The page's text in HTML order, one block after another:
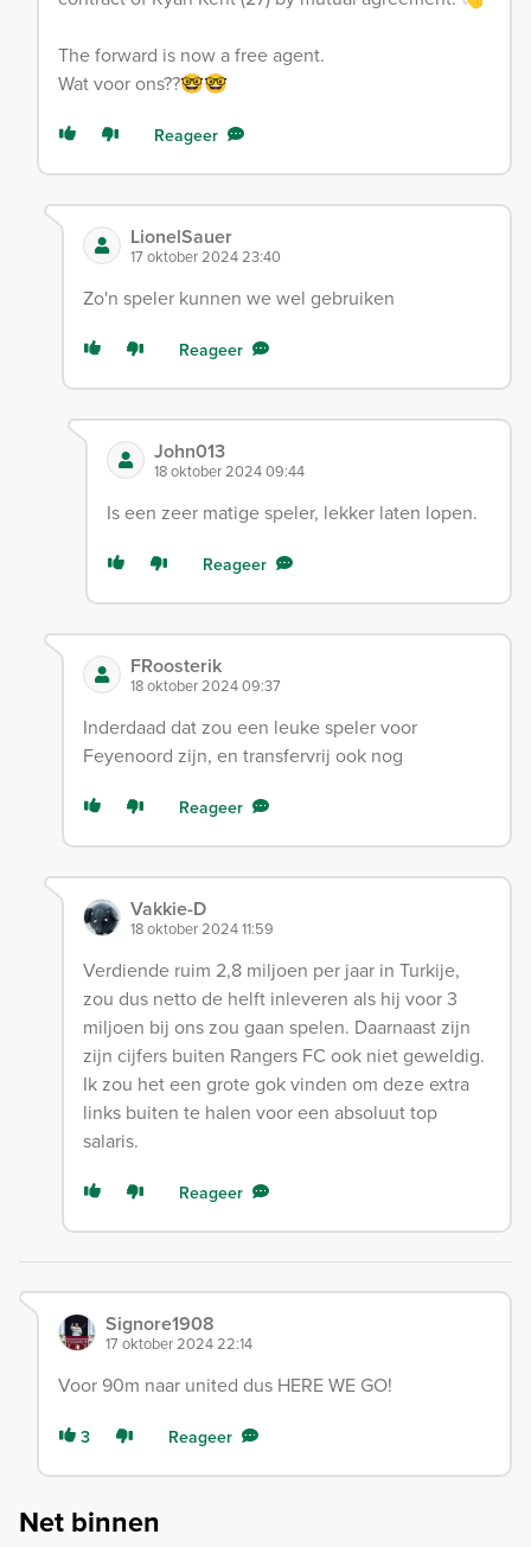
The forward is now a free agent.
Wat voor ons??🤓🤓
Reageer
LionelSauer
17 oktober 2024 23:40
Zo'n speler kunnen we wel gebruiken
Reageer
John013
18 oktober 2024 09:44
Is een zeer matige speler, lekker laten lopen.
Reageer
FRoosterik
18 oktober 2024 09:37
Inderdaad dat zou een leuke speler voor
Feyenoord zijn, en transfervrij ook nog
Reageer
Vakkie-D
18 oktober 2024 11:59
Verdiende ruim 2,8 miljoen per jaar in Turkije,
zou dus netto de helft inleveren als hij voor 3
miljoen bij ons zou gaan spelen. Daarnaast zijn
zijn cijfers buiten Rangers FC ook niet geweldig.
Ik zou het een grote gok vinden om deze extra
links buiten te halen voor een absoluut top
salaris.
Reageer
Signore1908
17 oktober 2024 22:14
Voor 90m naar united dus HERE WE GO!
3 Reageer
Net binnen